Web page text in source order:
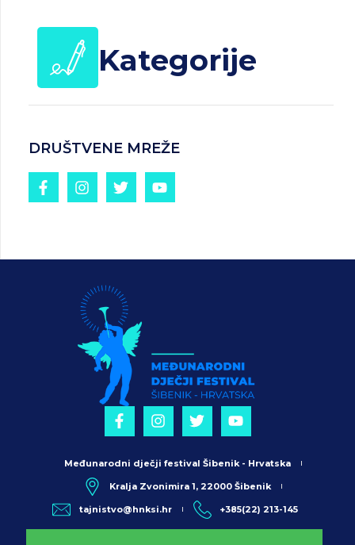
Kategorije
DRUŠTVENE MREŽE
Međunarodni dječji festival Šibenik - Hrvatska
Kralja Zvonimira 1, 22000 Šibenik
tajnistvo@hnksi.hr +385(22) 213-145